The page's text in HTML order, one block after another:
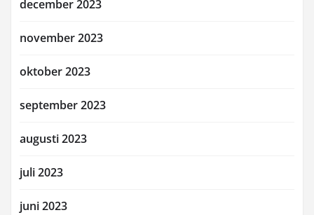
december 2023
november 2023
oktober 2023
september 2023
augusti 2023
juli 2023
juni 2023